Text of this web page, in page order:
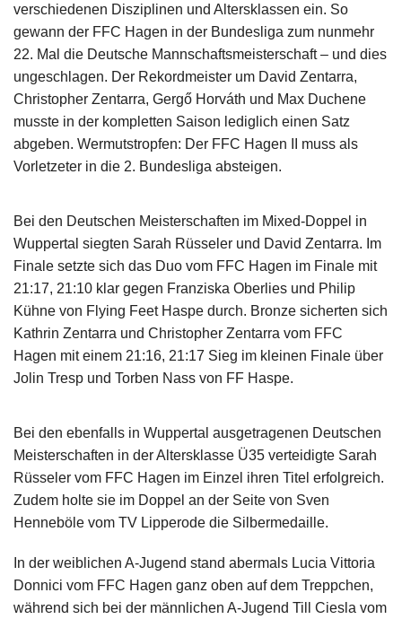
verschiedenen Disziplinen und Altersklassen ein. So
gewann der FFC Hagen in der Bundesliga zum nunmehr
22. Mal die Deutsche Mannschaftsmeisterschaft – und dies
ungeschlagen. Der Rekordmeister um David Zentarra,
Christopher Zentarra, Gergő Horváth und Max Duchene
musste in der kompletten Saison lediglich einen Satz
abgeben. Wermutstropfen: Der FFC Hagen II muss als
Vorletzeter in die 2. Bundesliga absteigen.
Bei den Deutschen Meisterschaften im Mixed-Doppel in
Wuppertal siegten Sarah Rüsseler und David Zentarra. Im
Finale setzte sich das Duo vom FFC Hagen im Finale mit
21:17, 21:10 klar gegen Franziska Oberlies und Philip
Kühne von Flying Feet Haspe durch. Bronze sicherten sich
Kathrin Zentarra und Christopher Zentarra vom FFC
Hagen mit einem 21:16, 21:17 Sieg im kleinen Finale über
Jolin Tresp und Torben Nass von FF Haspe.
Bei den ebenfalls in Wuppertal ausgetragenen Deutschen
Meisterschaften in der Altersklasse Ü35 verteidigte Sarah
Rüsseler vom FFC Hagen im Einzel ihren Titel erfolgreich.
Zudem holte sie im Doppel an der Seite von Sven
Henneböle vom TV Lipperode die Silbermedaille.
In der weiblichen A-Jugend stand abermals Lucia Vittoria
Donnici vom FFC Hagen ganz oben auf dem Treppchen,
während sich bei der männlichen A-Jugend Till Ciesla vom